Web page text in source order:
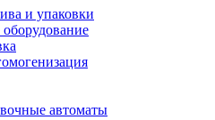
и упаковки
автоматы